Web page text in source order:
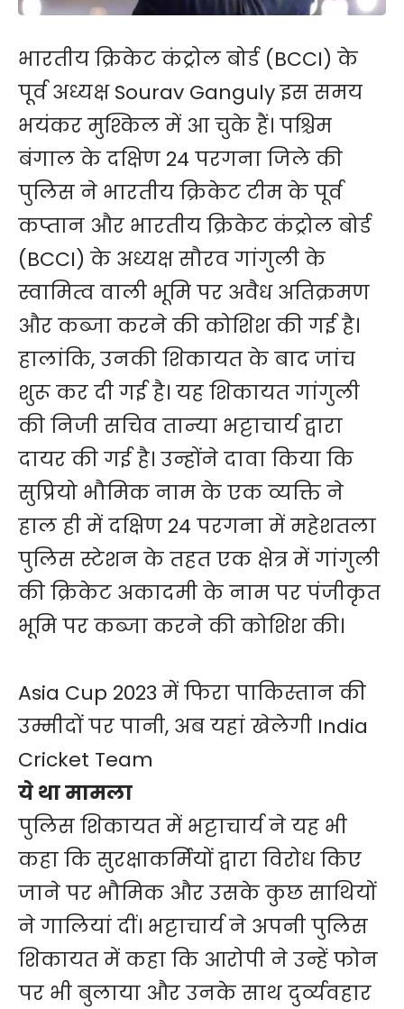
भारतीय क्रिकेट कंट्रोल बोर्ड (BCCI) के
पूर्व अध्यक्ष Sourav Ganguly इस समय
भयंकर मुश्किल में आ चुके हैं। पश्चिम
बंगाल के दक्षिण 24 परगना जिले की
पुलिस ने भारतीय क्रिकेट टीम के पूर्व
कप्तान और भारतीय क्रिकेट कंट्रोल बोर्ड
(BCCI) के अध्यक्ष सौरव गांगुली के
स्वामित्व वाली भूमि पर अवैध अतिक्रमण
और कब्जा करने की कोशिश की गई है।
हालांकि, उनकी शिकायत के बाद जांच
शुरू कर दी गई है। यह शिकायत गांगुली
की निजी सचिव तान्या भट्टाचार्य द्वारा
दायर की गई है। उन्होंने दावा किया कि
सुप्रियो भौमिक नाम के एक व्यक्ति ने
हाल ही में दक्षिण 24 परगना में महेशतला
पुलिस स्टेशन के तहत एक क्षेत्र में गांगुली
की क्रिकेट अकादमी के नाम पर पंजीकृत
भूमि पर कब्जा करने की कोशिश की।
Asia Cup 2023 में फिरा पाकिस्तान की
उम्मीदों पर पानी, अब यहां खेलेगी India
Cricket Team
ये था मामला
पुलिस शिकायत में भट्टाचार्य ने यह भी
कहा कि सुरक्षाकर्मियों द्वारा विरोध किए
जाने पर भौमिक और उसके कुछ साथियों
ने गालियां दीं। भट्टाचार्य ने अपनी पुलिस
शिकायत में कहा कि आरोपी ने उन्हें फोन
पर भी बुलाया और उनके साथ दुर्व्यवहार